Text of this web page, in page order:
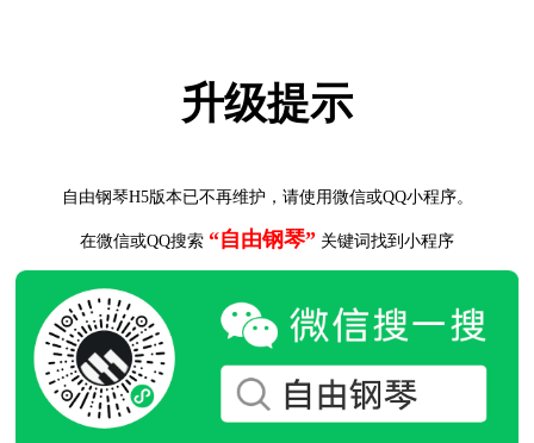
升级提示
自由钢琴H5版本已不再维护，请使用微信或QQ小程序。
在微信或QQ搜索 “自由钢琴” 关键词找到小程序